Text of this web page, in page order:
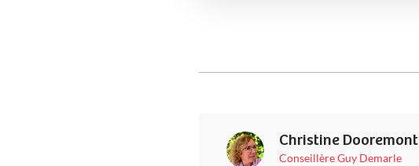
Christine Dooremont
Conseillère Guy Demarle